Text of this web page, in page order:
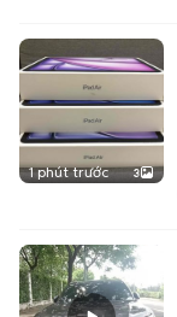
1 phút trước 3